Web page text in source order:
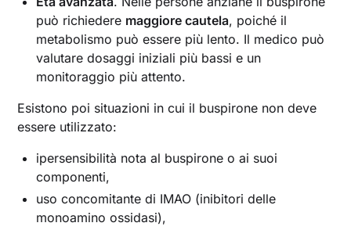
può richiedere maggiore cautela, poiché il
metabolismo può essere più lento. Il medico può
valutare dosaggi iniziali più bassi e un
monitoraggio più attento.
Esistono poi situazioni in cui il buspirone non deve
essere utilizzato:
ipersensibilità nota al buspirone o ai suoi
componenti,
uso concomitante di IMAO (inibitori delle
monoamino ossidasi),